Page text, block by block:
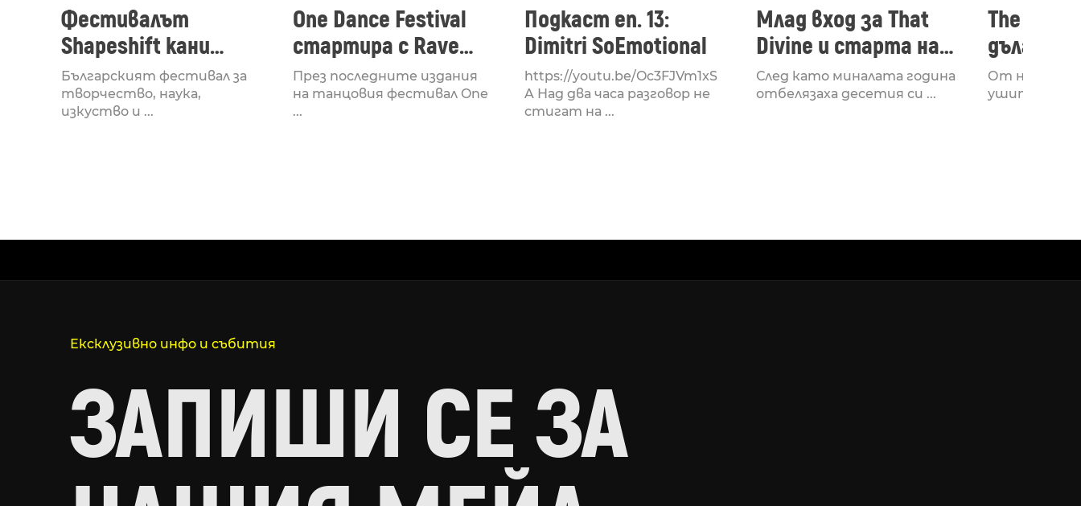
Фестивалът
Shapeshift кани
Fabrizio Mammarella
за откриването си
Българският фестивал за
творчество, наука,
изкуство и ...
One Dance Festival
стартира с Rave
Lucid, посветен на
рейв културата
През последните издания
на танцовия фестивал One
...
Подкаст еп. 13:
Dimitri SoEmotional
https://youtu.be/Oc3FJVm1xS
A Над два часа разговор не
стигат на ...
Млад вход за That
Divine и старта на
лейбъла им
След като миналата година
отбелязаха десетия си ...
The
втори
излезе
От няколко
ушите и
Ексклузивно инфо и събития
ЗАПИШИ СЕ ЗА